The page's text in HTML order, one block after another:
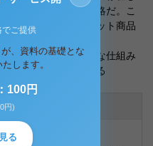
売していくという戦略だ。こ
小林製薬は次々とヒット商品
略に関して、様々な仕組み
成功していると言える
でご提供
、資料の基礎とな
します。
100円
円)
る